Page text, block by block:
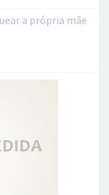
a própria mãe